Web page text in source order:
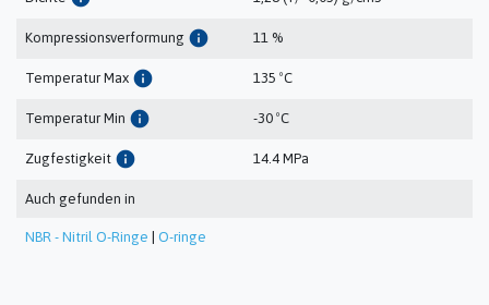
Kompressionsverformung info 11 %
Temperatur Max info 135 ºC
Temperatur Min info -30 ºC
Zugfestigkeit info 14.4 MPa
Auch gefunden in
NBR - Nitril O-Ringe |O-ringe